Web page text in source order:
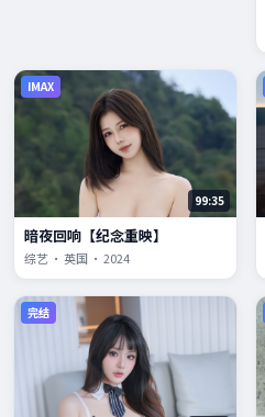
IMAX
99:35
暗夜回响【纪念重映】
综艺 · 英国 · 2024
完结